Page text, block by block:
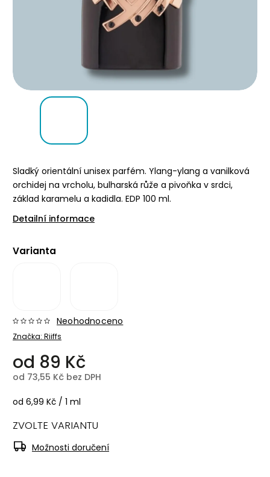
Sladký orientální unisex parfém. Ylang-ylang a vanilková
orchidej na vrcholu, bulharská růže a pivoňka v srdci,
základ karamelu a kadidla. EDP 100 ml.
Detailní informace
Varianta
Značka: Riiffs
Neohodnoceno
od 89 Kč
od 73,55 Kč bez DPH
od 6,99 Kč / 1 ml
ZVOLTE VARIANTU
Možnosti doručení